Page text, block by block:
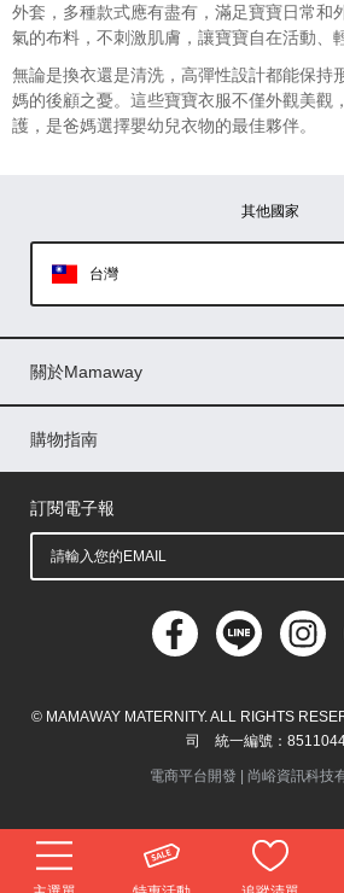
外套，多種款式應有盡有，滿足寶寶日常和
氣的布料，不刺激肌膚，讓寶寶自在活動、
無論是換衣還是清洗，高彈性設計都能保持
媽的後顧之憂。這些寶寶衣服不僅外觀美觀
護，是爸媽選擇嬰幼兒衣物的最佳夥伴。
其他國家
台灣
印尼
菲律賓
馬來西亞
關於Mamaway
門市據點
最新消息
品牌故事
人力招募
媒體花絮
隱私權聲明
CSR企業社會責任
購物指南
購物常見問題
退換貨問題
儲值金使用條款
購買儲值金
發票問題
會員權益
線上留言
吸乳器-免費體驗
訂閱電子報
© MAMAWAY MATERNITY. ALL RIGHTS
司 統一編號：
電商平台開發 | 尚峪資訊科技